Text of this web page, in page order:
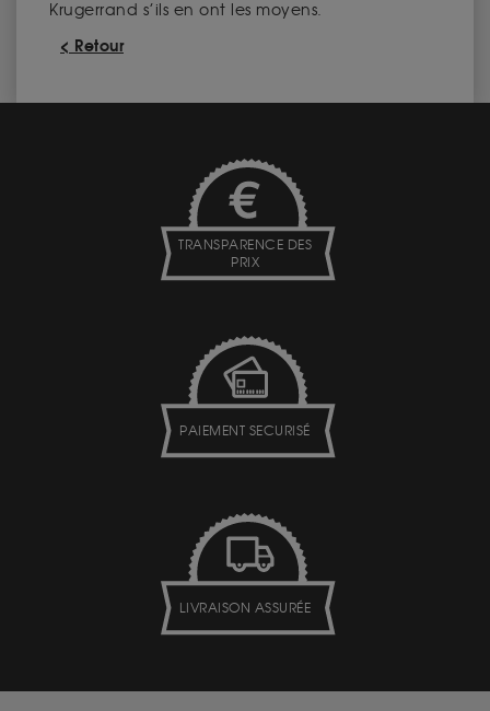
Krugerrand s’ils en ont les moyens.
< Retour
TRANSPARENCE DES
PRIX
PAIEMENT SECURISÉ
LIVRAISON ASSURÉE